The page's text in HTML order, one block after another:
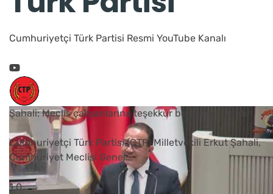
Cumhuriyetçi Türk Partisi Resmi YouTube Kanalı
Şahali: Meclis çalışanlarına teşekkür borcumuz vardır
Cumhuriyetçi Türk Partisi (CTP) Milletvekili Erkut Şahali,
Cumhuriyet Meclisi Genel...
1 0